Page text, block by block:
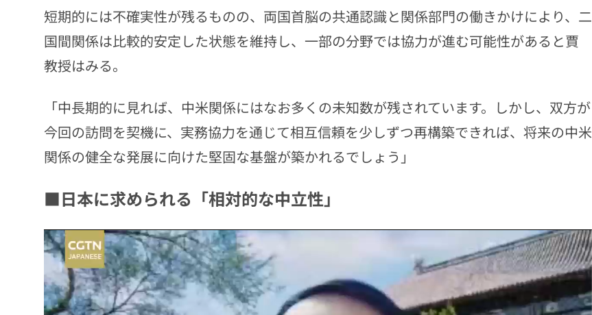
短期的には不確実性が残るものの、両国首脳の共通認識と関係部門の働きかけにより、二
国間関係は比較的安定した状態を維持し、一部の分野では協力が進む可能性があると賈
教授はみる。
「中長期的に見れば、中米関係にはなお多くの未知数が残されています。しかし、双方が
今回の訪問を契機に、実務協力を通じて相互信頼を少しずつ再構築できれば、将来の中米
関係の健全な発展に向けた堅固な基盤が築かれるでしょう」
■日本に求められる「相対的な中立性」